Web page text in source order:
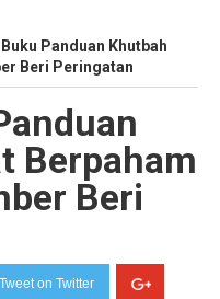
Panduan Khutbah
Beri Peringatan
Berpaham
Beri
Tweet on Twitter